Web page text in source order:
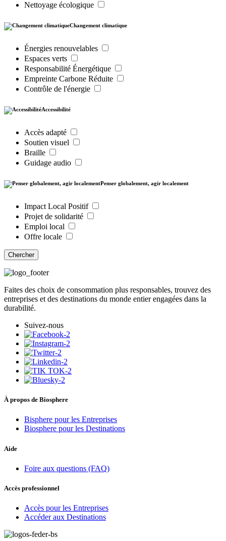
Nettoyage écologique
Changement climatique
Énergies renouvelables
Espaces verts
Responsabilité Énergétique
Empreinte Carbone Réduite
Contrôle de l'énergie
Accessibilité
Accès adapté
Soutien visuel
Braille
Guidage audio
Penser globalement, agir localement
Impact Local Positif
Projet de solidarité
Emploi local
Offre locale
Chercher
Faites des choix de consommation plus responsables, trouvez des
entreprises et des destinations du monde entier engagées dans la
durabilité.
Suivez-nous
À propos de Biosphere
Bisphere pour les Entreprises
Biosphere pour les Destinations
Aide
Foire aux questions (FAQ)
Accès professionnel
Accès pour les Entreprises
Accéder aux Destinations